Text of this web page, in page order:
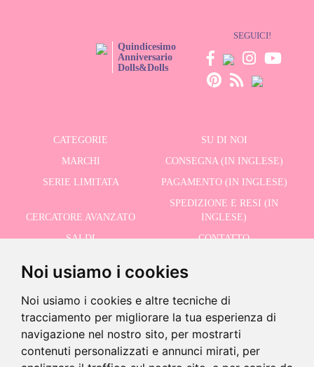
Noi usiamo i cookies
Noi usiamo i cookies e altre tecniche di
tracciamento per migliorare la tua esperienza di
navigazione nel nostro sito, per mostrarti
contenuti personalizzati e annunci mirati, per
Quindicesimo
Anniversario
Dolls&Dolls
SEGUICI!
CATEGORIE
SU DI NOI
MARCHI
CONSEGNA (IN INGLESE)
SERIE LIMITATA
PAGAMENTO (IN INGLESE)
CERCATORE AVANZATO
SPEDIZIONE E RESI (IN
INGLESE)
SALDI
CONTATTO